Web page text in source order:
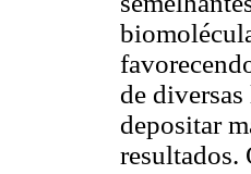
de
depositar
resultados.